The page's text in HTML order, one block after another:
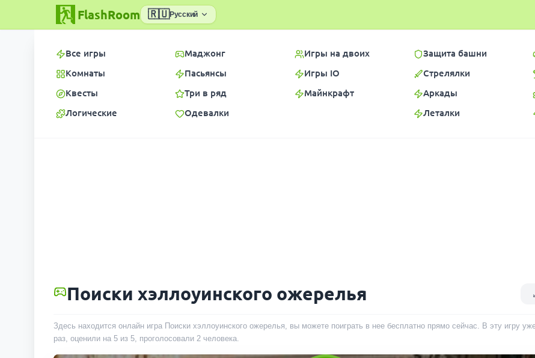
FlashRoom 🇷🇺Русский
Все игры
Комнаты
Квесты
Логические
Маджонг
Пасьянсы
Три в ряд
Одевалки
Игры на двоих
Игры IO
Майнкрафт
Защита башни
Стрелялки
Аркады
Леталки
Поиски хэллоуинского ожерелья
Здесь находится онлайн игра Поиски хэллоуинского ожерелья, вы можете поиграть в нее бесплатно прямо сейчас. В эту игру
раз, оценили на 5 из 5, проголосовали 2 человека.